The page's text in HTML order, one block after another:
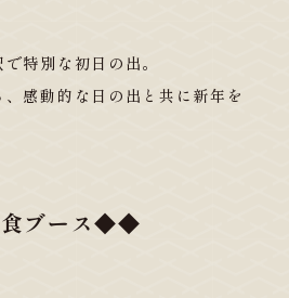
特別な初日の出。
感動的な日の出と共に新年を
ブース◆◆